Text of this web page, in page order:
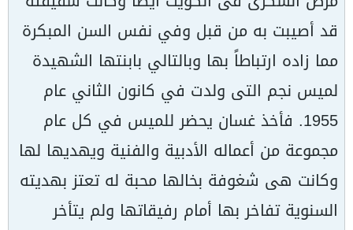
قد أصيبت به من قبل وفي نفس السن المبكرة
مما زاده ارتباطاً بها وبالتالي بابنتها الشهيدة
لميس نجم التى ولدت في كانون الثاني عام
1955. فأخذ غسان يحضر للميس في كل عام
مجموعة من أعماله الأدبية والفنية ويهديها لها
وكانت هى شغوفة بخالها محبة له تعتز بهديته
السنوية تفاخر بها أمام رفيقاتها ولم يتأخر